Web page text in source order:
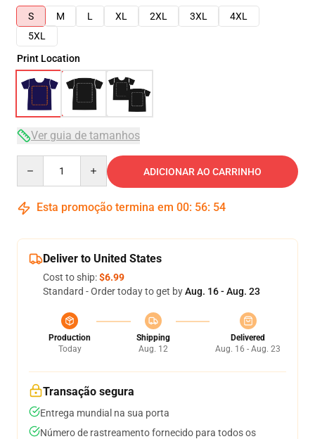
S
M L XL 2XL 3XL
4XL
5XL
Print Location
Ver guia de tamanhos
ADICIONAR AO CARRINHO
Esta promoção termina em 00: 56: 54
Deliver to United States
Cost to ship:$6.99
Standard - Order today to get byAug. 16 - Aug. 23
Production
Today
Shipping
Aug. 12
Delivered
Aug. 16 - Aug. 23
Transação segura
Entrega mundial na sua porta
Número de rastreamento fornecido para todos os